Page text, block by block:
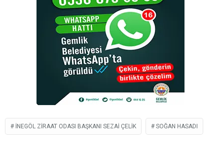
İNEGÖL ZIRAAT ODASI BAŞKANI SEZAI ÇELIK SOĞAN HASADI